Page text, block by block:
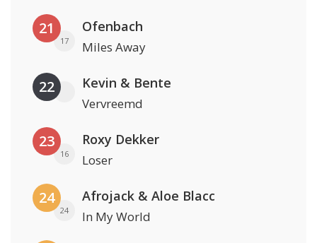
21
17
Ofenbach
Miles Away
22 Kevin & Bente
Vervreemd
23
16
Roxy Dekker
Loser
24
24
Afrojack & Aloe Blacc
In My World